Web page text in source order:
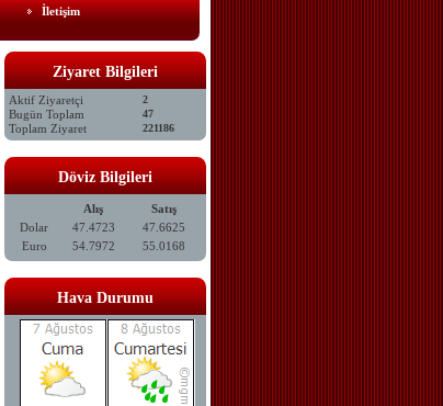
İletişim
Ziyaret Bilgileri
Aktif Ziyaretçi 2
Bugün Toplam 47
Toplam Ziyaret 221186
Döviz Bilgileri
Alış
Satış
Dolar
47.4723
47.6625
Euro
54.7972 55.0168
Hava Durumu